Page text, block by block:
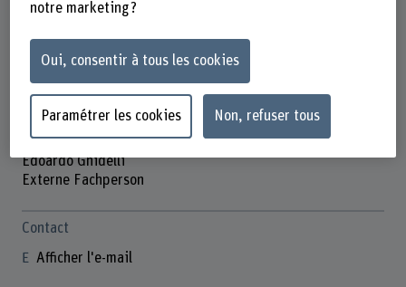
Edoardo Ghidelli
Externe Fachperson
Contact
Afficher l'e-mail
notre marketing ?
Oui, consentir à tous les cookies
Paramétrer les cookies Non, refuser tous